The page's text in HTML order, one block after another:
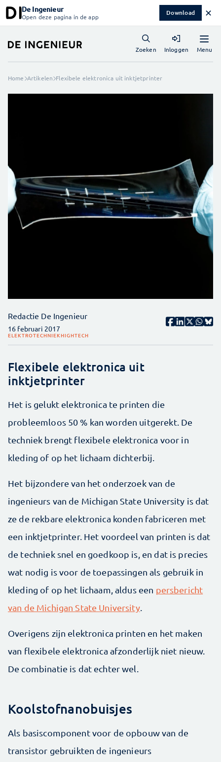
De Ingenieur
Open deze pagina in de app Download ✕
Menu
Zoeken Inloggen
Home Artikelen Flexibele elektronica uit inktjetprinter
Redactie De Ingenieur
16 februari 2017
ELEKTROTECHNIEKHIGHTECH
Flexibele elektronica uit
inktjetprinter
Het is gelukt elektronica te printen die
probleemloos 50 % kan worden uitgerekt. De
techniek brengt flexibele elektronica voor in
kleding of op het lichaam dichterbij.
Het bijzondere van het onderzoek van de
ingenieurs van de Michigan State University is dat
ze de rekbare elektronica konden fabriceren met
een inktjetprinter. Het voordeel van printen is dat
de techniek snel en goedkoop is, en dat is precies
wat nodig is voor de toepassingen als gebruik in
kleding of op het lichaam, aldus een persbericht
van de Michigan State University.
Overigens zijn elektronica printen en het maken
van flexibele elektronica afzonderlijk niet nieuw.
De combinatie is dat echter wel.
Koolstofnanobuisjes
Als basiscomponent voor de opbouw van de
transistor gebruikten de ingenieurs